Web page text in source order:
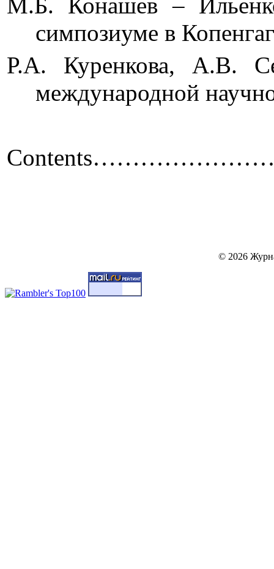
М.Б. Конашев –
симпозиуме в
Р.А. Куренкова, А.В.
международной
Contents
© 2026